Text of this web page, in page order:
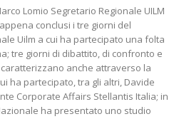
Lomio Segretario Regionale UILM
conclusi i tre giorni del
Uilm a cui ha partecipato una folta
tre giorni di dibattito, di confronto e
anche attraverso la
ha partecipato, tra gli altri, Davide
Corporate Affairs Stellantis Italia; in
ha presentato uno studio